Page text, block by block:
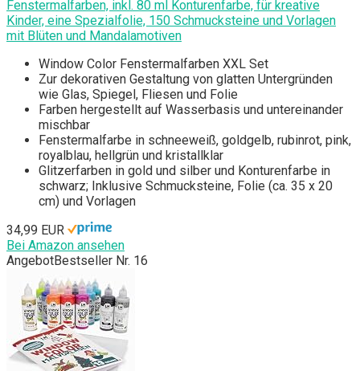
Fenstermalfarben, inkl. 80 ml Konturenfarbe, für kreative
Kinder, eine Spezialfolie, 150 Schmucksteine und Vorlagen
mit Blüten und Mandalamotiven
Window Color Fenstermalfarben XXL Set
Zur dekorativen Gestaltung von glatten Untergründen
wie Glas, Spiegel, Fliesen und Folie
Farben hergestellt auf Wasserbasis und untereinander
mischbar
Fenstermalfarbe in schneeweiß, goldgelb, rubinrot, pink,
royalblau, hellgrün und kristallklar
Glitzerfarben in gold und silber und Konturenfarbe in
schwarz; Inklusive Schmucksteine, Folie (ca. 35 x 20
cm) und Vorlagen
34,99 EUR
Bei Amazon ansehen
AngebotBestseller Nr. 16